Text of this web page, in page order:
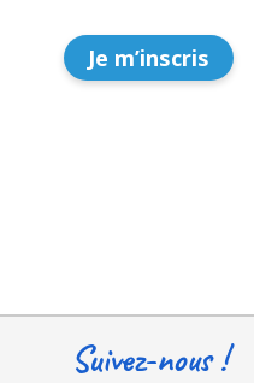
Je m’inscris
Suivez-nous !